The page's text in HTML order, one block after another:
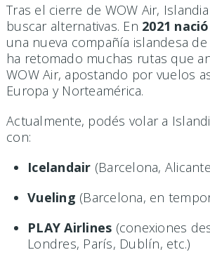
Tras el cierre de WOW Air,
buscar alternativas. En 2021
una nueva compañía islandesa
ha retomado muchas rutas que
WOW Air, apostando por vuelos
Europa y Norteamérica.
Actualmente, podés volar a
con:
Icelandair (Barcelona,
Vueling (Barcelona, en
PLAY Airlines (conexiones
Londres, París, Dublín, etc.)